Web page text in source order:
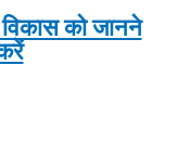
विकास को जानने